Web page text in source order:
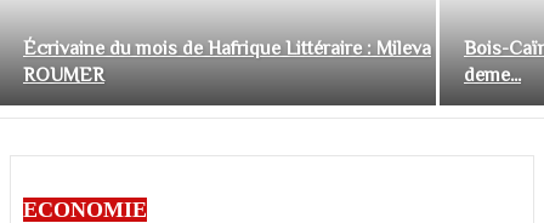
Écrivaine du mois de Hafrique Littéraire : Mileva
ROUMER
Bois-
deme...
ECONOMIE